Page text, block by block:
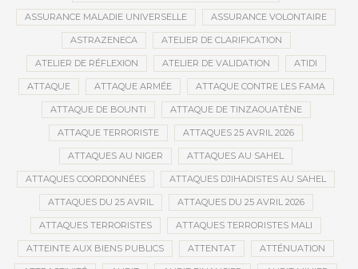
ASSURANCE MALADIE UNIVERSELLE ASSURANCE VOLONTAIRE
ASTRAZENECA ATELIER DE CLARIFICATION
ATELIER DE RÉFLEXION ATELIER DE VALIDATION ATIDI
ATTAQUE ATTAQUE ARMÉE ATTAQUE CONTRE LES FAMA
ATTAQUE DE BOUNTI ATTAQUE DE TINZAOUATÈNE
ATTAQUE TERRORISTE ATTAQUES 25 AVRIL 2026
ATTAQUES AU NIGER ATTAQUES AU SAHEL
ATTAQUES COORDONNÉES ATTAQUES DJIHADISTES AU SAHEL
ATTAQUES DU 25 AVRIL ATTAQUES DU 25 AVRIL 2026
ATTAQUES TERRORISTES ATTAQUES TERRORISTES MALI
ATTEINTE AUX BIENS PUBLICS ATTENTAT ATTÉNUATION